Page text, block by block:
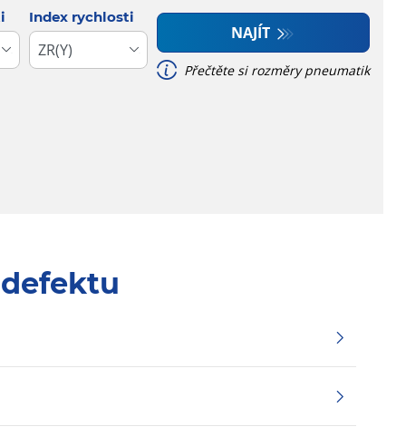
Index rychlosti
NAJÍT
Přečtěte si rozměry pneumatik